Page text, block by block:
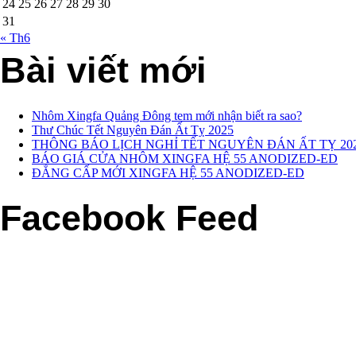
24 25 26 27 28 29 30
31
« Th6
Bài viết mới
Nhôm Xingfa Quảng Đông tem mới nhận biết ra sao?
Thư Chúc Tết Nguyên Đán Ất Tỵ 2025
THÔNG BÁO LỊCH NGHỈ TẾT NGUYÊN ĐÁN ẤT TỴ
BÁO GIÁ CỬA NHÔM XINGFA HỆ 55 ANODIZED-ED
ĐẲNG CẤP MỚI XINGFA HỆ 55 ANODIZED-ED
Facebook Feed